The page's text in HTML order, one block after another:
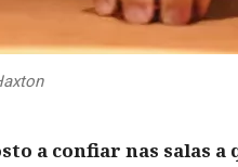
a confiar nas salas